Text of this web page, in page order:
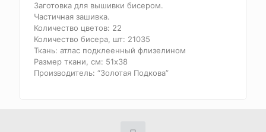
Заготовка для вышивки бисером.
Частичная зашивка.
Количество цветов: 22
Количество бисера, шт: 21035
Ткань: атлас подклеенный флизелином
Размер ткани, см: 51х38
Производитель: “Золотая Подкова”